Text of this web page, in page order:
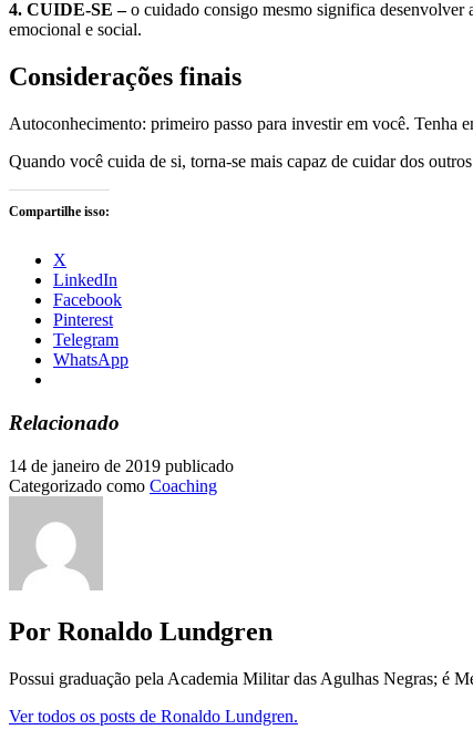
4. CUIDE-SE –o cuidado consigo mesmo significa desenvolver
emocional e social.
Considerações finais
Autoconhecimento: primeiro passo para investir em você. Tenha
Quando você cuida de si, torna-se mais capaz de cuidar dos
Compartilhe isso:
X
LinkedIn
Facebook
Pinterest
Telegram
WhatsApp
Relacionado
14 de janeiro de 2019 publicado
Categorizado como Coaching
Por Ronaldo Lundgren
Possui graduação pela Academia Militar das Agulhas Negras; é
Ver todos os posts de Ronaldo Lundgren.